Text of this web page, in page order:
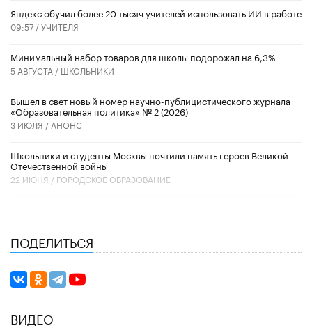
​Яндекс обучил более 20 тысяч учителей использовать ИИ в работе
09:57 /УЧИТЕЛЯ
Минимальный набор товаров для школы подорожал на 6,3%
5 АВГУСТА / ШКОЛЬНИКИ
Вышел в свет новый номер научно-публицистического журнала
«Образовательная политика» № 2 (2026)
3 ИЮЛЯ / АНОНС
Школьники и студенты Москвы почтили память героев Великой
Отечественной войны
22 ИЮНЯ / ГОРОДСКОЕ ОБРАЗОВАНИЕ
ПОДЕЛИТЬСЯ
ВИДЕО